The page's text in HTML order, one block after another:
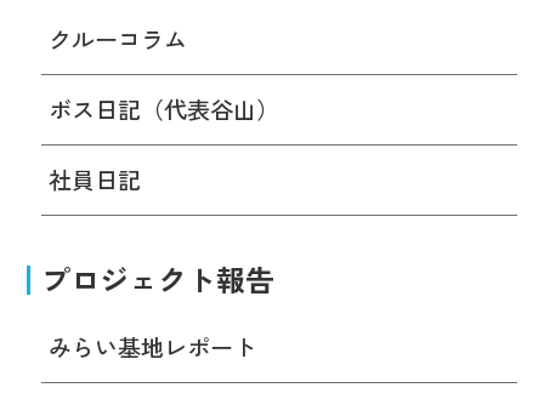
クルーコラム
ボス日記（代表谷山）
社員日記
プロジェクト報告
みらい基地レポート